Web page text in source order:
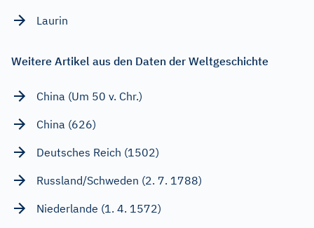
Laurin
Weitere Artikel aus den Daten der Weltgeschichte
China (Um 50 v. Chr.)
China (626)
Deutsches Reich (1502)
Russland/Schweden (2. 7. 1788)
Niederlande (1. 4. 1572)